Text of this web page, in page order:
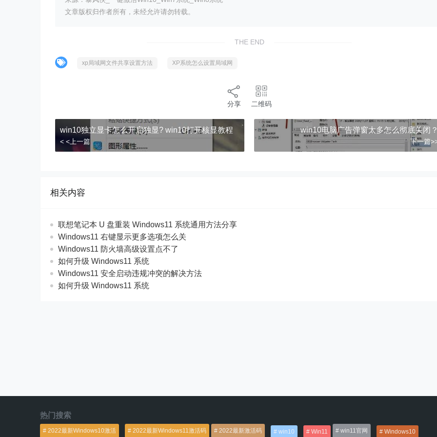
文章版权归作者所有，未经允许请勿转载。
THE END
xp局域网文件共享设置方法 XP系统怎么设置局域网
分享 二维码
win10独立显卡怎么开启独显? win10打开核显教程
< <上一篇
win10电脑广告弹窗太多怎么彻底关闭
下一篇
相关内容
联想笔记本 U 盘重装 Windows11 系统通用方法分享
Windows11 右键显示更多选项怎么关
Windows11 防火墙高级设置点不了
如何升级 Windows11 系统
Windows11 安全启动违规冲突的解决方法
如何升级 Windows11 系统
热门搜索
2022最新Windows10激活 2022最新Windows11激活码 2022最新激活码 win10 Win11 win11官网 Windows10